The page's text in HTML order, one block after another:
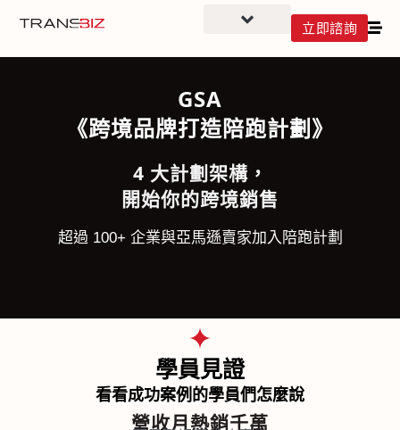
立即諮詢
GSA
《跨境品牌打造陪跑計劃》
4 大計劃架構，
開始你的跨境銷售
超過 100+ 企業與亞馬遜賣家加入陪跑計劃
學員見證
看看成功案例的學員們怎麼說
營收月熱銷千萬